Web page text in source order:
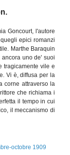
Goncourt, l'autore
epici romanzi
Marthe Baraquin
uno de' suoi
tragicamente vile e
Vi è, diffusa per la
corne attraverso la
che richiama i
il tempo in cui
il meccanismo di